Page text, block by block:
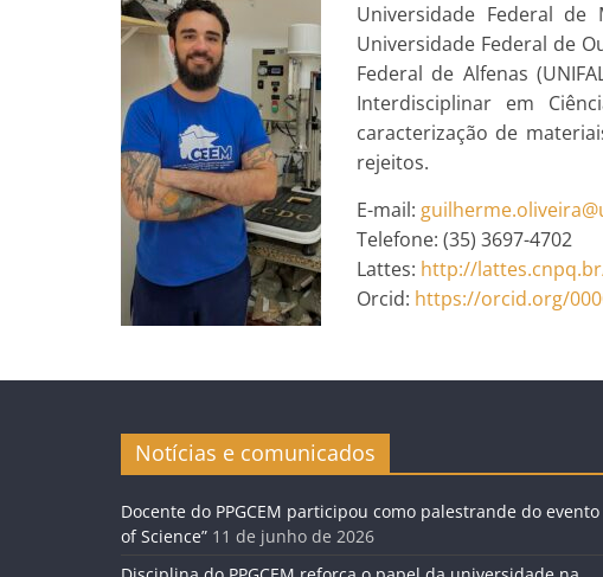
Universidade Federal de
Universidade Federal de
Federal de Alfenas
Interdisciplinar em
caracterização de
rejeitos.
E-mail:
Telefone: (35) 3697-4702
Lattes: http://
Orcid: https://orcid.org/
Notícias e comunicados
Docente do PPGCEM participou como palestrande do evento
of Science” 11 de junho de 2026